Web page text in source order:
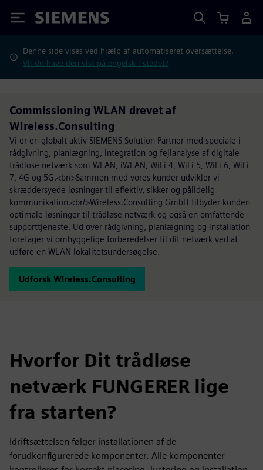
Siemens
Denne side vises ved hjælp af automatiseret oversættelse.
Vil du have den vist på engelsk i stedet?
Commissioning WLAN drevet af
Wireless.Consulting
Vi er en globalt aktiv SIEMENS Solution Partner med speciale i
rådgivning, planlægning, integration og fejlanalyse af digitale
trådløse netværk som WLAN, iWLAN, WiFi 4, WiFi 5, WiFi 6, WiFi
7, 4G og 5G.<br/>Sammen med vores kunder udvikler vi
skræddersyede løsninger til effektiv, sikker og pålidelig
kommunikation.<br/>Wireless.Consulting GmbH tilbyder kunden
optimale løsninger til trådløse netværk og også en omfattende
supporttjeneste. Ud over rådgivning, planlægning og installation
foretager vi omhyggelige forberedelser til dit netværk ved at
udføre en WLAN-lokalitetsundersøgelse.
Udforsk Wireless.Consulting
Hvorfor Dit trådløse
netværk FUNGERER lige
fra starten?
Idriftsættelsen følger installationen af de
forudkonfigurerede komponenter. Alle komponenter